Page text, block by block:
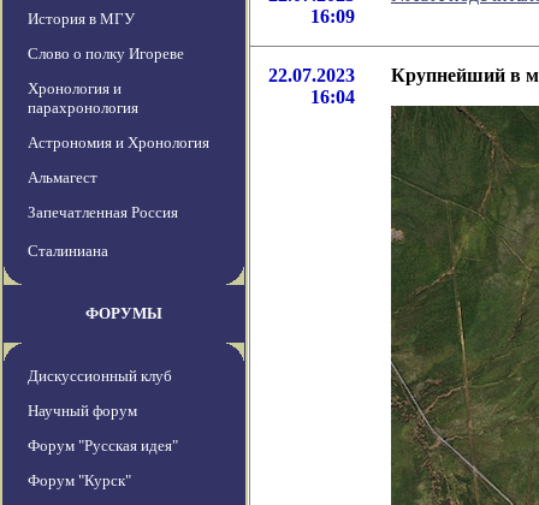
История в МГУ
Слово о полку Игореве
Хронология и
парахронология
Астрономия и Хронология
Альмагест
Запечатленная Россия
Сталиниана
ФОРУМЫ
Дискуссионный клуб
Научный форум
Форум "Русская идея"
Форум "Курск"
16:09
22.07.2023
16:04
Крупнейший в